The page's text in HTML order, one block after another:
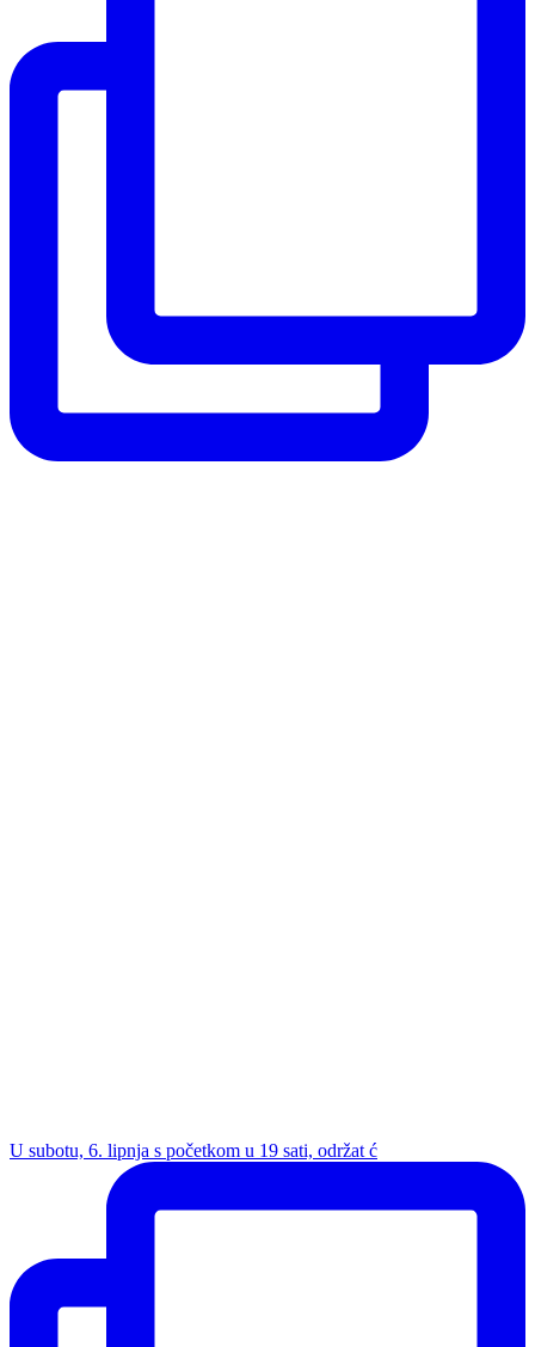
U subotu, 6. lipnja s početkom u 19 sati, održat ć